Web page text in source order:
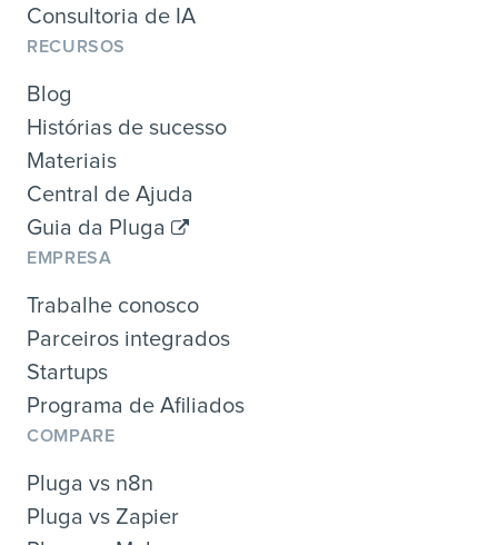
Consultoria de IA
RECURSOS
Blog
Histórias de sucesso
Materiais
Central de Ajuda
Guia da Pluga
EMPRESA
Trabalhe conosco
Parceiros integrados
Startups
Programa de Afiliados
COMPARE
Pluga vs n8n
Pluga vs Zapier